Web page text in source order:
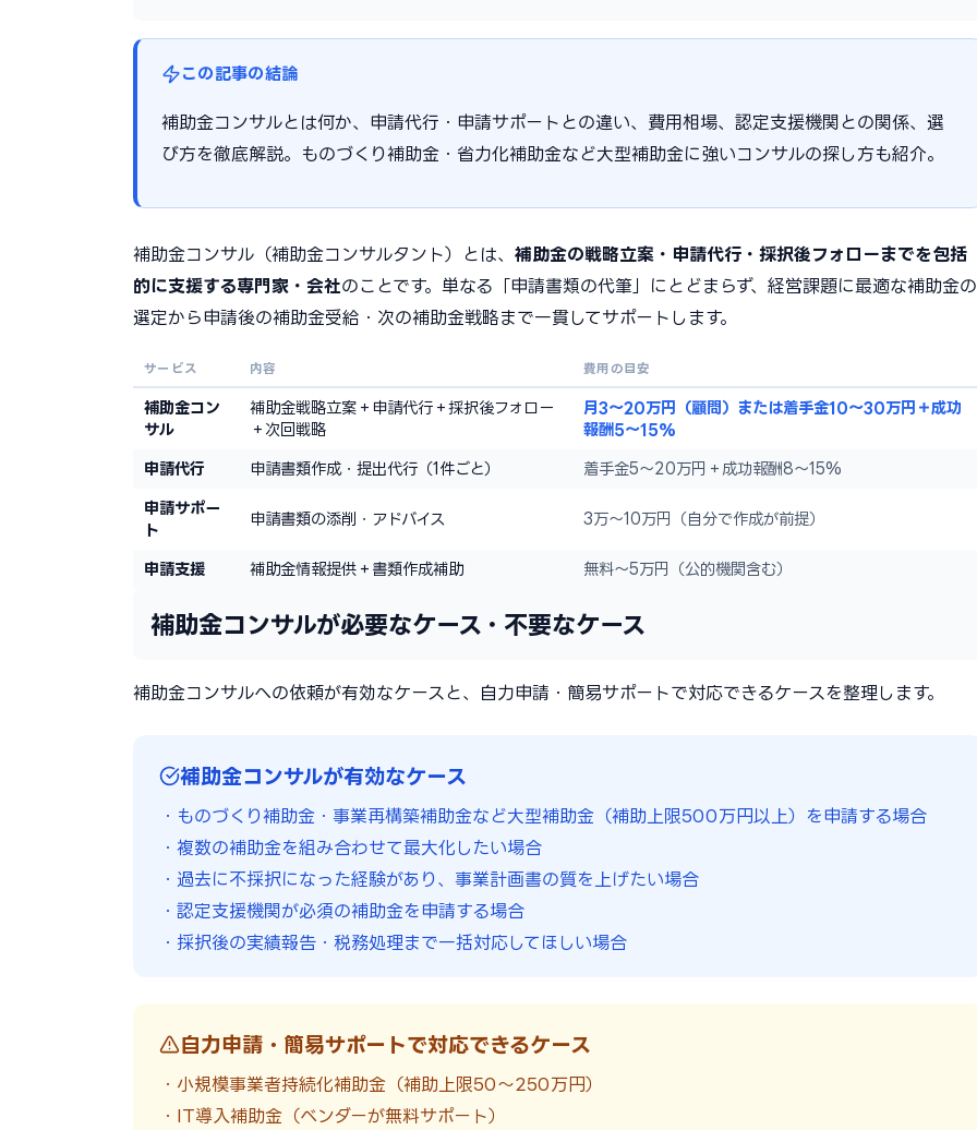
この記事の結論
補助金コンサルとは何か、申請代行・申請サポートとの違い、費用相場、認定支援機関との関係、選
び方を徹底解説。ものづくり補助金・省力化補助金など大型補助金に強いコンサルの探し方も紹介。
補助金コンサル（補助金コンサルタント）とは、 補助金の戦略立案・申請代行・採択後フォローまでを包括
的に支援する専門家・会社のことです。単なる「申請書類の代筆」にとどまらず、経営課題に最適な補助金の
選定から申請後の補助金受給・次の補助金戦略まで一貫してサポートします。
サービス 内容 費用の目安
補助金コン
サル
補助金戦略立案＋申請代行＋採択後フォロー
＋次回戦略
月3〜20万円（顧問）または着手金10〜30万円＋成功
報酬5〜15%
申請代行 申請書類作成・提出代行（1件ごと） 着手金5〜20万円＋成功報酬8〜15%
申請サポー
ト
申請書類の添削・アドバイス 3万〜10万円（自分で作成が前提）
申請支援 補助金情報提供＋書類作成補助 無料〜5万円（公的機関含む）
補助金コンサルが必要なケース・不要なケース
補助金コンサルへの依頼が有効なケースと、自力申請・簡易サポートで対応できるケースを整理します。
補助金コンサルが有効なケース
・ものづくり補助金・事業再構築補助金など大型補助金（補助上限500万円以上）を申請する場合
・複数の補助金を組み合わせて最大化したい場合
・過去に不採択になった経験があり、事業計画書の質を上げたい場合
・認定支援機関が必須の補助金を申請する場合
・採択後の実績報告・税務処理まで一括対応してほしい場合
自力申請・簡易サポートで対応できるケース
・小規模事業者持続化補助金（補助上限50〜250万円）
・IT導入補助金（ベンダーが無料サポート）